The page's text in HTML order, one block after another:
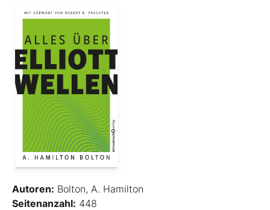
Autoren: Bolton, A. Hamilton
Seitenanzahl: 448